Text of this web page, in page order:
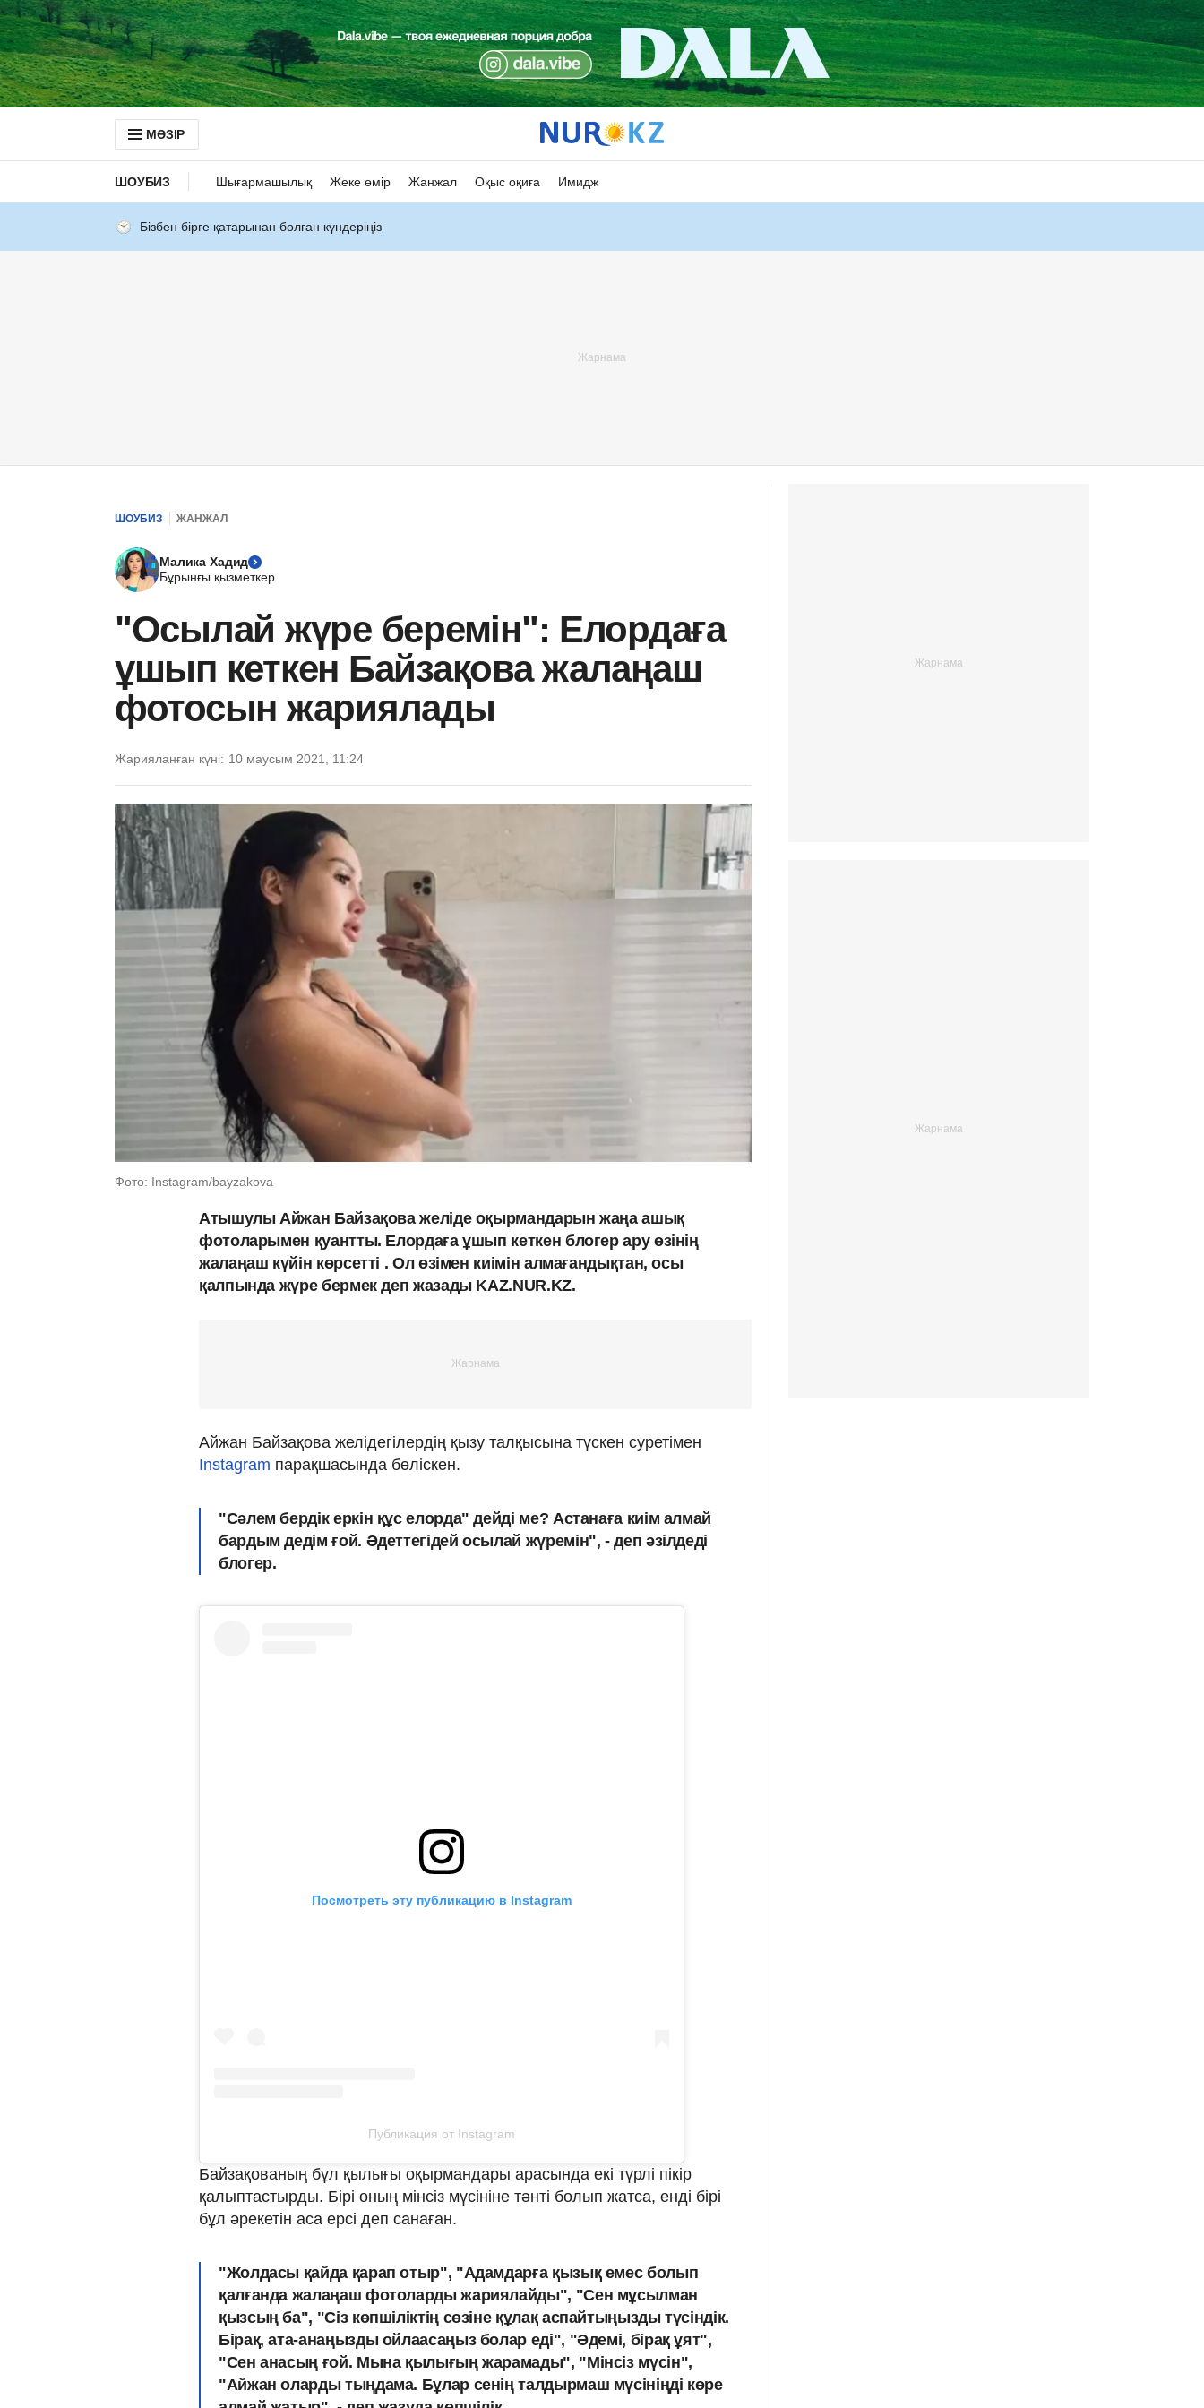
МӘЗІР
ШОУБИЗ Шығармашылық Жеке өмір Жанжал Оқыс оқиға Имидж
Бізбен бірге қатарынан болған күндеріңіз
ШОУБИЗ ЖАНЖАЛ
Малика Хадид
Бұрынғы қызметкер
"Осылай жүре беремін": Елордаға
ұшып кеткен Байзақова жалаңаш
фотосын жариялады
Жарияланған күні: 10 маусым 2021, 11:24
Фото: Instagram/bayzakova
Атышулы Айжан Байзақова желіде оқырмандарын жаңа ашық
фотоларымен қуантты. Елордаға ұшып кеткен блогер ару өзінің
жалаңаш күйін көрсетті . Ол өзімен киімін алмағандықтан, осы
қалпында жүре бермек деп жазады KAZ.NUR.KZ.
Айжан Байзақова желідегілердің қызу талқысына түскен суретімен
Instagram парақшасында бөліскен.
"Сәлем бердік еркін құс елорда" дейді ме? Астанаға киім алмай
бардым дедім ғой. Әдеттегідей осылай жүремін", - деп әзілдеді
блогер.
Посмотреть эту публикацию в Instagram
Публикация от Instagram
Байзақованың бұл қылығы оқырмандары арасында екі түрлі пікір
қалыптастырды. Бірі оның мінсіз мүсініне тәнті болып жатса, енді бірі
бұл әрекетін аса ерсі деп санаған.
"Жолдасы қайда қарап отыр", "Адамдарға қызық емес болып
қалғанда жалаңаш фотоларды жариялайды", "Сен мұсылман
қызсың ба", "Сіз көпшіліктің сөзіне құлақ аспайтыңызды түсіндік.
Бірақ, ата-анаңызды ойлаасаңыз болар еді", "Әдемі, бірақ ұят",
"Сен анасың ғой. Мына қылығың жарамады", "Мінсіз мүсін",
"Айжан оларды тыңдама. Бұлар сенің талдырмаш мүсініңді көре